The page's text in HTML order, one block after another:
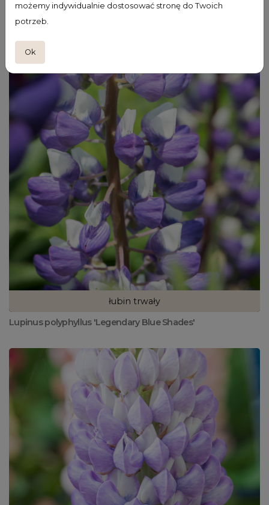
możemy indywidualnie dostosować stronę do Twoich
potrzeb.
Ok
łubin trwały
Lupinus polyphyllus 'Legendary Blue Shades'